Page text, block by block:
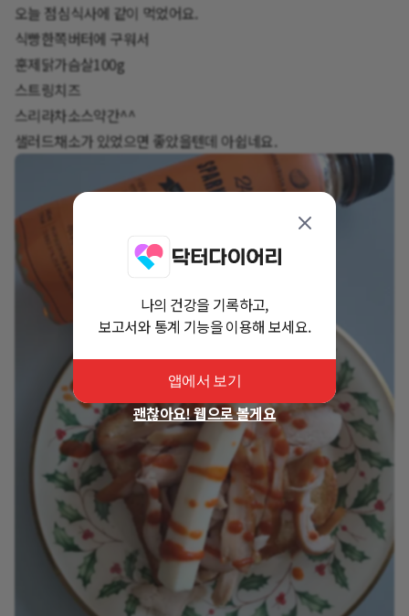
오늘 점심식사에 같이 먹었어요.
식빵한쪽버터에 구워서
훈제닭가슴살100g
스트링치즈
스리라차소스약간^^
샐러드채소가 있었으면 좋았을텐데 아쉽네요.
나의 건강을 기록하고,
보고서와 통계 기능을 이용해 보세요.
앱에서 보기
괜찮아요! 웹으로 볼게요